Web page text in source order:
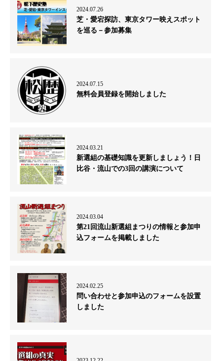
2024.07.26
芝・愛宕探訪、東京タワー映えスポット
を巡る－参加募集
2024.07.15
無料会員登録を開始しました
2024.03.21
新選組の基礎知識を更新しましょう！日
比谷・流山での3回の講演について
2024.03.04
第21回流山新選組まつりの情報と参加申
込フォームを掲載しました
2024.02.25
問い合わせと参加申込のフォームを設置
しました